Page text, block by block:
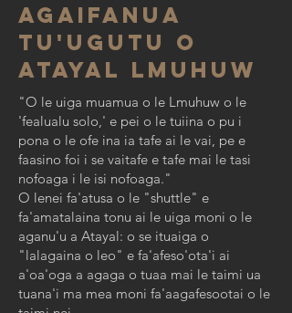
Agaifanua
tu'ugutu o
Atayal Lmuhuw
"O le uiga muamua o le Lmuhuw o le
'fealualu solo,' e pei o le tuiina o pu i
pona o le ofe ina ia tafe ai le vai, pe e
faasino foi i se vaitafe e tafe mai le tasi
nofoaga i le isi nofoaga."
O lenei fa'atusa o le "shuttle" e
fa'amatalaina tonu ai le uiga moni o le
aganu'u a Atayal: o se ituaiga o
"lalagaina o leo" e fa'afeso'ota'i ai
a'oa'oga a agaga o tuaa mai le taimi ua
tuana'i ma mea moni fa'aagafesootai o le